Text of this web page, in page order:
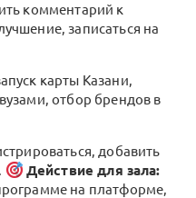
комментарий к
записаться на
карты Казани,
отбор брендов в
добавить
Действие для зала:
на платформе,